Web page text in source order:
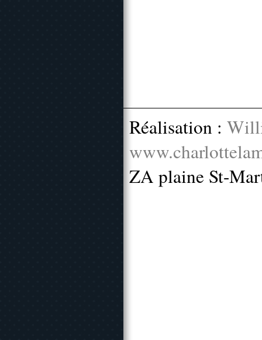
Réalisation :
ZA plaine St-